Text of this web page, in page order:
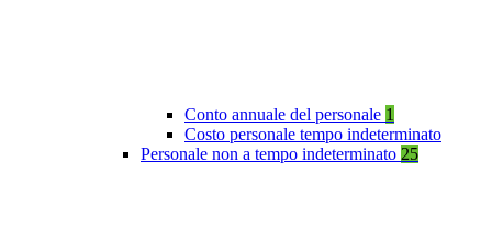
Conto annuale del personale 1
Costo personale tempo indeterminato
Personale non a tempo indeterminato 25